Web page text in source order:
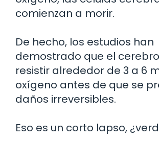
comienzan a morir.
De hecho, los estudios han
demostrado que el
resistir alrededor de 3 a 6
oxígeno antes de que se
daños irreversibles.
Eso es un corto lapso,